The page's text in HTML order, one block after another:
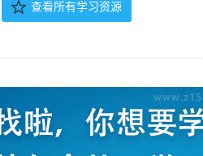
查看所有学习资源